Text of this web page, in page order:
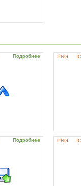
Подробнее PNG
Подробнее PNG